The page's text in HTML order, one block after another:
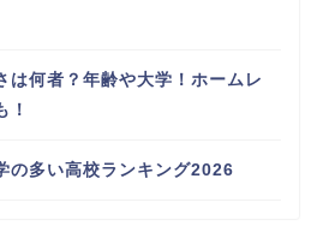
は何者？年齢や大学！ホームレ
！
の多い高校ランキング2026